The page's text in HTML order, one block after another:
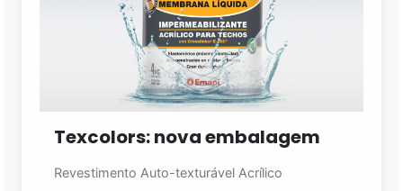
Texcolors: nova embalagem
Revestimento Auto-texturável Acrílico